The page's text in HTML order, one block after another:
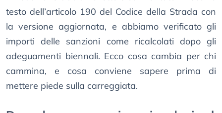
testo dell’articolo 190 del Codice della Strada con
la versione aggiornata, e abbiamo verificato gli
importi delle sanzioni come ricalcolati dopo gli
adeguamenti biennali. Ecco cosa cambia per chi
cammina, e cosa conviene sapere prima di
mettere piede sulla carreggiata.